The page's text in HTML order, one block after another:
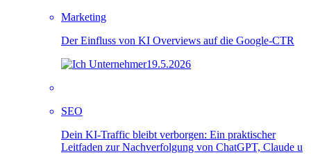
Marketing
Der Einfluss von KI Overviews auf die Google-CTR
19.5.2026
SEO
Dein KI-Traffic bleibt verborgen: Ein praktischer
Leitfaden zur Nachverfolgung von ChatGPT, Claude u